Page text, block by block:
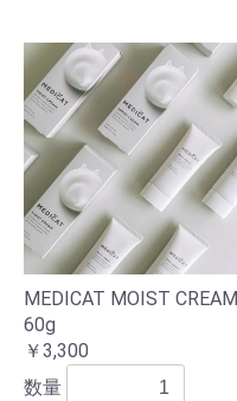
MEDICAT MOIST CREAM
60g
￥3,300
数量